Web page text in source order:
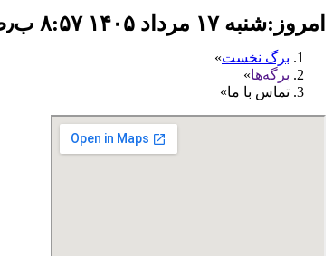
امروز:شنبه ۱۷ مرداد ۱۴۰۵ ۸:۵۷ ب٫ظ
برگ نخست
برگه‌ها
تماس با ما